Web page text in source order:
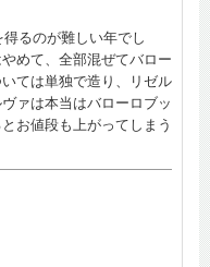
るのが難しい年でし
めて、全部混ぜてバロー
ては単独で造り、リゼル
ァは本当はバローロブッ
お値段も上がってしまう